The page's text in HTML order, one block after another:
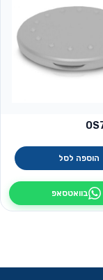
הוספה לסל
בוואטסאפ